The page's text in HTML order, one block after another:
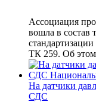
Ассоциация
вошла в состав
ТК 259. Об
На датчики
СДС